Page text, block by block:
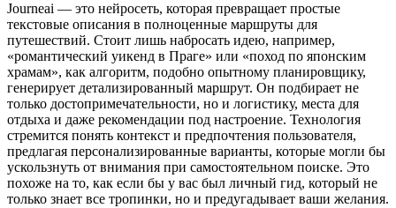
Journeai — это нейросеть, которая превращает простые
текстовые описания в полноценные маршруты для
путешествий. Стоит лишь набросать идею, например,
«романтический уикенд в Праге» или «поход по японским
храмам», как алгоритм, подобно опытному планировщику,
генерирует детализированный маршрут. Он подбирает не
только достопримечательности, но и логистику, места для
отдыха и даже рекомендации под настроение. Технология
стремится понять контекст и предпочтения пользователя,
предлагая персонализированные варианты, которые могли бы
ускользнуть от внимания при самостоятельном поиске. Это
похоже на то, как если бы у вас был личный гид, который не
только знает все тропинки, но и предугадывает ваши желания.